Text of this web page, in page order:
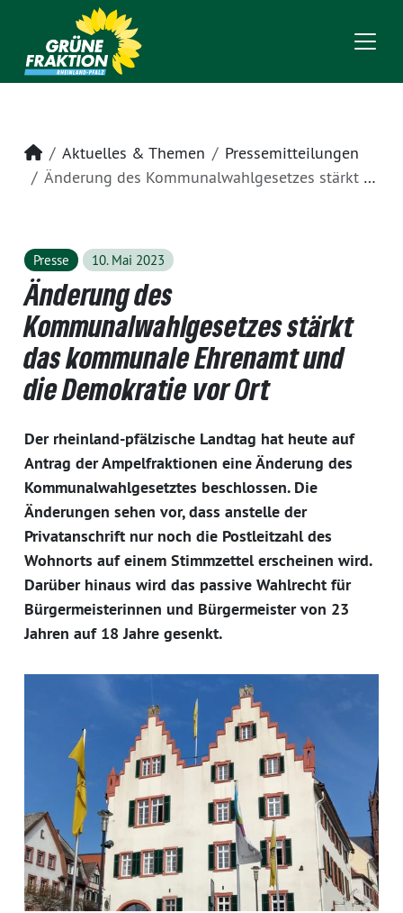
Startseite
Aktuelles & Themen
Pressemitteilungen
Änderung des Kommunalwahlgesetzes stärkt das kommunale Ehrenamt und die Demokratie vor Ort
Presse 10. Mai 2023
Änderung des
Kommunalwahlgesetzes stärkt
das kommunale Ehrenamt und
die Demokratie vor Ort
Der rheinland-pfälzische Landtag hat heute auf
Antrag der Ampelfraktionen eine Änderung des
Kommunalwahlgesetztes beschlossen. Die
Änderungen sehen vor, dass anstelle der
Privatanschrift nur noch die Postleitzahl des
Wohnorts auf einem Stimmzettel erscheinen wird.
Darüber hinaus wird das passive Wahlrecht für
Bürgermeisterinnen und Bürgermeister von 23
Jahren auf 18 Jahre gesenkt.